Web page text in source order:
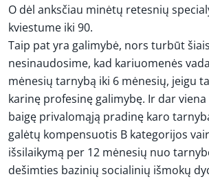
O dėl anksčiau minėtų retesnių
kviestume iki 90.
Taip pat yra galimybė, nors turbūt
nesinaudosime, kad kariuomenės
mėnesių tarnybą iki 6 mėnesių, jeigu
karinę profesinę galimybę. Ir dar
baigę privalomąją pradinę karo
galėtų kompensuotis B kategorijos
išsilaikymą per 12 mėnesių nuo
dešimties bazinių socialinių išmokų